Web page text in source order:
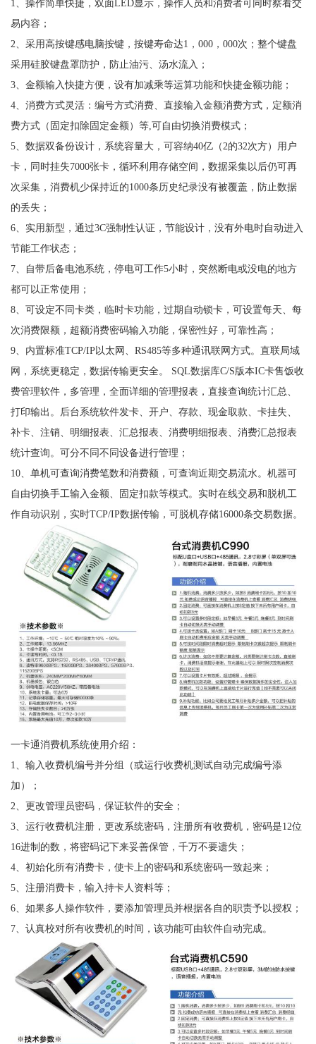
1、操作简单快捷，双面LED显示，操作人员和消费者可同时察看交
易内容；
2、采用高按键感电脑按键，按键寿命达1，000，000次；整个键盘
采用硅胶键盘罩防护，防止油污、汤水流入；
3、金额输入快捷方便，设有加减乘等运算功能和快捷金额功能；
4、消费方式灵活：编号方式消费、直接输入金额消费方式，定额消
费方式（固定扣除固定金额）等,可自由切换消费模式；
5、数据双备份设计，系统容量大，可容纳40亿（2的32次方）用户
卡，同时挂失7000张卡，循环利用存储空间，数据采集以后仍可再
次采集，消费机少保持近的1000条历史纪录没有被覆盖，防止数据
的丢失；
6、实用新型，通过3C强制性认证，节能设计，没有外电时自动进入
节能工作状态；
7、自带后备电池系统，停电可工作5小时，突然断电或没电的地方
都可以正常使用；
8、可设定不同卡类，临时卡功能，过期自动锁卡，可设置每天、每
次消费限额，超额消费密码输入功能，保密性好，可靠性高；
9、内置标准TCP/IP以太网、RS485等多种通讯联网方式。直联局域
网，系统更稳定，数据传输更安全。 SQL数据库C/S版本IC卡售饭收
费管理软件，多管理，全面详细的管理报表，直接查询统计汇总、
打印输出。后台系统软件发卡、开户、存款、现金取款、卡挂失、
补卡、注销、明细报表、汇总报表、消费明细报表、消费汇总报表
统计查询。可分不同不同设备进行管理；
10、单机可查询消费笔数和消费额，可查询近期交易流水。机器可
自由切换手工输入金额、固定扣款等模式。实时在线交易和脱机工
作自动识别，实时TCP/IP数据传输，可脱机存储16000条交易数据。
一卡通消费机系统使用介绍：
1、输入收费机编号并分组（或运行收费机测试自动完成编号添
加）；
2、更改管理员密码，保证软件的安全；
3、运行收费机注册，更改系统密码，注册所有收费机，密码是12位
16进制的数，将密码记下来妥善保管，千万不要遗失；
4、初始化所有消费卡，使卡上的密码和系统密码一致起来；
5、注册消费卡，输入持卡人资料等；
6、如果多人操作软件，要添加管理员并根据各自的职责予以授权；
7、认真校对所有收费机的时间，该功能可由软件自动完成。